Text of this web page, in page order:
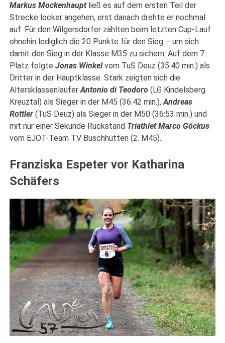
Markus Mockenhauptließ es auf dem ersten Teil der
Strecke locker angehen, erst danach drehte er nochmal
auf. Für den Wilgersdorfer zählten beim letzten Cup-Lauf
ohnehin lediglich die 20 Punkte für den Sieg – um sich
damit den Sieg in der Klasse M35 zu sichern. Auf dem 7.
Platz folgteJonas Winkel vom TuS Deuz (35:40 min.) als
Dritter in der Hauptklasse. Stark zeigten sich die
AltersklassenläuferAntonio di Teodoro (LG Kindelsberg
Kreuztal) als Sieger in der M45 (36:42 min.),Andreas
Rottler (TuS Deuz) als Sieger in der M50 (36:53 min.) und
mit nur einer Sekunde Rückstand Triathlet Marco Göckus
vom EJOT-Team TV Buschhütten (2. M45).
Franziska Espeter vor Katharina
Schäfers